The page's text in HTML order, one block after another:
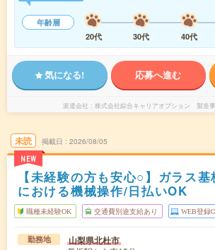
年齢層
20代
30代 40代
気になる! 応募へ進む
派遣会社 株式会社綜合キャリアオプション 製造事
未読
NEW
掲載日 2026/08/05
【未経験の方も安心○】ガラス
における機械操作/日払いOK
職種未経験OK 交通費別途支給あり WEB登録
勤務地 山梨県北杜市